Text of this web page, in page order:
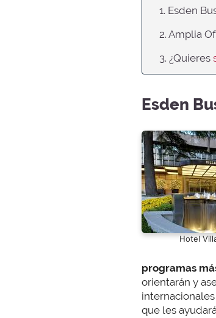
1. Esden
2. Amplia
3. ¿Quieres
Esden
Hotel
programas
orientarán y
que les